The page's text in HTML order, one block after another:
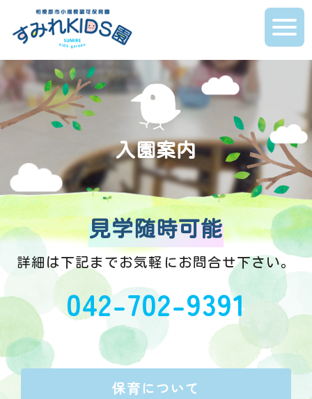
入園案内
見学随時可能
詳細は下記までお気軽にお問合せ下さい。
042-702-9391
保育について